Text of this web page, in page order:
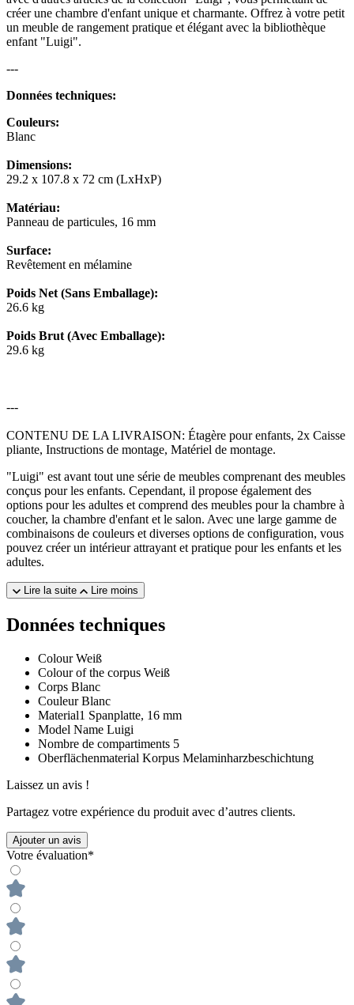
créer une chambre d'enfant unique et charmante. Offrez à votre petit
un meuble de rangement pratique et élégant avec la bibliothèque
enfant "Luigi".
---
Données techniques:
Couleurs:
Blanc
Dimensions:
29.2 x 107.8 x 72 cm (LxHxP)
Matériau:
Panneau de particules, 16 mm
Surface:
Revêtement en mélamine
Poids Net (Sans Emballage):
26.6 kg
Poids Brut (Avec Emballage):
29.6 kg
---
CONTENU DE LA LIVRAISON: Étagère pour enfants, 2x Caisse
pliante, Instructions de montage, Matériel de montage.
"Luigi" est avant tout une série de meubles comprenant des meubles
conçus pour les enfants. Cependant, il propose également des
options pour les adultes et comprend des meubles pour la chambre à
coucher, la chambre d'enfant et le salon. Avec une large gamme de
combinaisons de couleurs et diverses options de configuration, vous
pouvez créer un intérieur attrayant et pratique pour les enfants et les
adultes.
Lire la suite Lire moins
Données techniques
Colour Weiß
Colour of the corpus Weiß
Corps Blanc
Couleur Blanc
Material1 Spanplatte, 16 mm
Model Name Luigi
Nombre de compartiments 5
Oberflächenmaterial Korpus Melaminharzbeschichtung
Laissez un avis !
Partagez votre expérience du produit avec d’autres clients.
Ajouter un avis
Votre évaluation*